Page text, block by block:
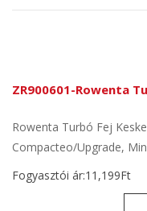
ZR900601-Rowenta
Rowenta Turbó Fej
Compacteo/Upgrade,
Fogyasztói ár:11,199Ft